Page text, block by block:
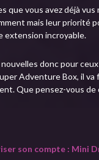
que vous avez déjà
mais leur priorité
extension incroyable.
donc pour
Adventure Box, il
Que pensez-vous de
son compte : Mini